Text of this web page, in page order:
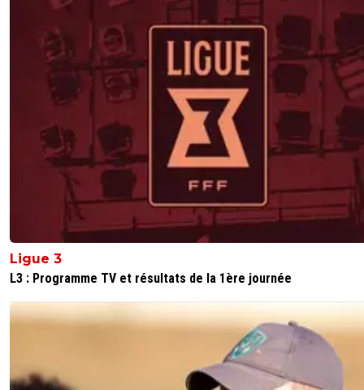
Ligue 3
L3 : Programme TV et résultats de la 1ère journée